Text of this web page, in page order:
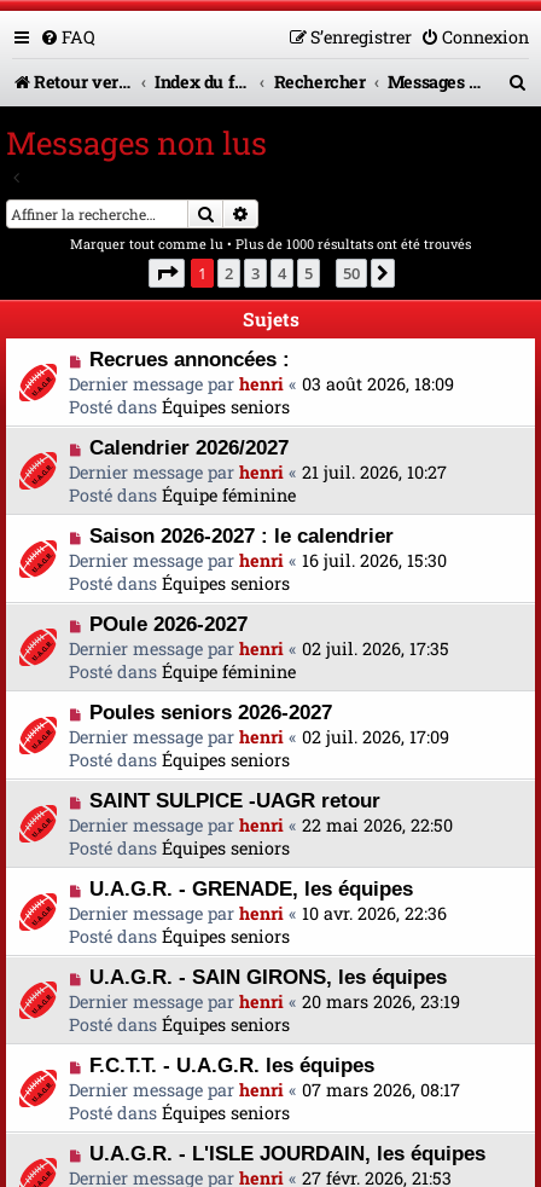
FAQ Connexion
S’enregistrer
Retour vers le site U.A.G.R.
Index du forum Rechercher Messages non lus
c
h
Messages non lus
Rechercher
Marquer tout comme lu • Plus de 1000 résultats ont été trouvés
Page 1sur50
1 2 3 4 5 50
Sujets
N
o
u
v
e
a
u
m
e
s
s
a
g
e
Recrues annoncées :
Dernier message par henri « 03 août 2026, 18:09
Posté dans Équipes seniors
N
o
u
v
e
a
u
m
e
s
s
a
g
e
Calendrier 2026/2027
Dernier message par henri « 21 juil. 2026, 10:27
Posté dans Équipe féminine
N
o
u
v
e
a
u
m
e
s
s
a
g
e
Saison 2026-2027 : le calendrier
Dernier message par henri « 16 juil. 2026, 15:30
Posté dans Équipes seniors
N
o
u
v
e
a
u
m
e
s
s
a
g
e
POule 2026-2027
Dernier message par henri « 02 juil. 2026, 17:35
Posté dans Équipe féminine
N
o
u
v
e
a
u
m
e
s
s
a
g
e
Poules seniors 2026-2027
Dernier message par henri « 02 juil. 2026, 17:09
Posté dans Équipes seniors
N
o
u
v
e
a
u
m
e
s
s
a
g
e
SAINT SULPICE -UAGR retour
Dernier message par henri « 22 mai 2026, 22:50
Posté dans Équipes seniors
N
o
u
v
e
a
u
m
e
s
s
a
g
U.A.G.R. - GRENADE, les équipes
Dernier message par henri « 10 avr. 2026, 22:36
Posté dans Équipes seniors
N
o
u
v
e
a
u
m
e
s
U.A.G.R. - SAIN GIRONS, les équipes
Dernier message par henri « 20 mars 2026, 23:19
Posté dans Équipes seniors
N
o
u
v
e
a
F.C.T.T. - U.A.G.R. les équipes
Dernier message par henri « 07 mars 2026, 08:17
Posté dans Équipes seniors
N
o
U.A.G.R. - L'ISLE JOURDAIN, les équipes
Dernier message par henri « 27 févr. 2026, 21:53